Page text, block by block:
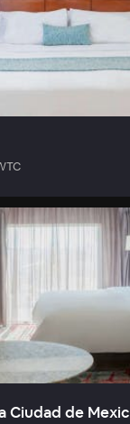
Ciudad de